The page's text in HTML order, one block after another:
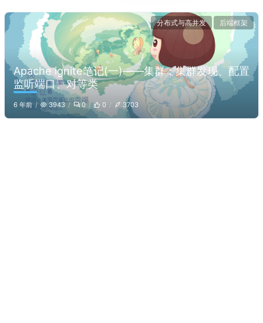
分布式与高并发 后端框架
Apache ignite笔记(一)——集群：集群发现、配置
监听端口、对等类
6 年前 3943 0 0 3703